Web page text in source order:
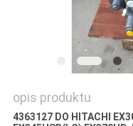
POLITYKA
opis produktu
4363127 DO HITACHI